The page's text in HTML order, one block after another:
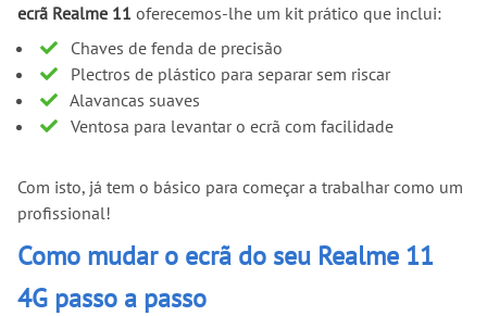
ecrã Realme 11 oferecemos-lhe um kit prático que inclui:
Chaves de fenda de precisão
Plectros de plástico para separar sem riscar
Alavancas suaves
Ventosa para levantar o ecrã com facilidade
Com isto, já tem o básico para começar a trabalhar como um
profissional!
Como mudar o ecrã do seu Realme 11
4G passo a passo